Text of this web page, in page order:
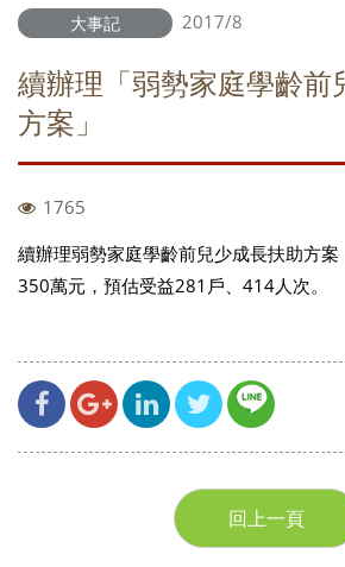
大事記 2017/8
續辦理「弱勢家庭學齡前
方案」
1765
續辦理弱勢家庭學齡前兒少成長扶助方
350萬元，預估受益281戶、414人次。
回上一頁